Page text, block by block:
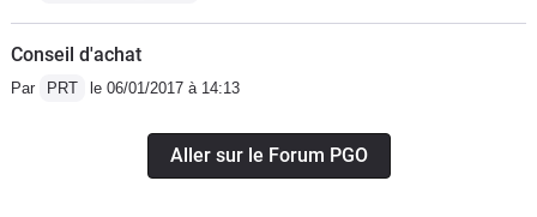
Conseil d'achat
Par PRT le 06/01/2017 à 14:13
Aller sur le Forum PGO